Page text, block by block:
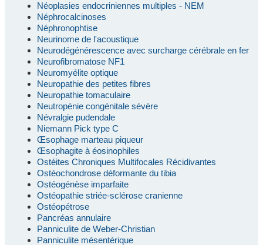
Néoplasies endocriniennes multiples - NEM
Néphrocalcinoses
Néphronophtise
Neurinome de l'acoustique
Neurodégénérescence avec surcharge cérébrale en fer
Neurofibromatose NF1
Neuromyélite optique
Neuropathie des petites fibres
Neuropathie tomaculaire
Neutropénie congénitale sévère
Névralgie pudendale
Niemann Pick type C
Œsophage marteau piqueur
Œsophagite à éosinophiles
Ostéites Chroniques Multifocales Récidivantes
Ostéochondrose déformante du tibia
Ostéogénèse imparfaite
Ostéopathie striée-sclérose cranienne
Ostéopétrose
Pancréas annulaire
Panniculite de Weber-Christian
Panniculite mésentérique